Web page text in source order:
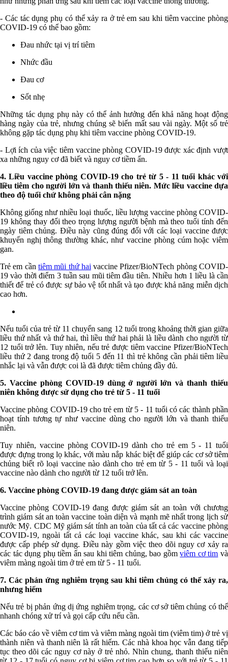
- Các tác dụng phụ có thể xảy ra ở trẻ em sau khi tiêm vaccine phòng
COVID-19 có thể bao gồm:
Đau nhức tại vị trí tiêm
Nhức đầu
Đau cơ
Sốt nhẹ
Những tác dụng phụ này có thể ảnh hưởng đến khả năng hoạt động
hàng ngày của trẻ, nhưng chúng sẽ biến mất sau vài ngày. Một số trẻ
không gặp tác dụng phụ khi tiêm vaccine phòng COVID-19.
- Lợi ích của việc tiêm vaccine phòng COVID-19 được xác định vượt
xa những nguy cơ đã biết và nguy cơ tiềm ẩn.
4. Liều vaccine phòng COVID-19 cho trẻ từ 5 - 11 tuổi khác với
liều tiêm cho người lớn và thanh thiếu niên. Mức liều vaccine dựa
theo độ tuổi chứ không phải cân nặng
Không giống như nhiều loại thuốc, liều lượng vaccine phòng COVID-
19 không thay đổi theo trọng lượng người bệnh mà theo tuổi tính đến
ngày tiêm chủng. Điều này cũng đúng đối với các loại vaccine được
khuyến nghị thông thường khác, như vaccine phòng cúm hoặc viêm
gan.
Trẻ em cần tiêm mũi thứ hai vaccine Pfizer/BioNTech phòng COVID-
19 vào thời điểm 3 tuần sau mũi tiêm đầu tiên. Nhiều hơn 1 liều là cần
thiết để trẻ có được sự bảo vệ tốt nhất và tạo được khả năng miễn dịch
cao hơn.
Nếu tuổi của trẻ từ 11 chuyển sang 12 tuổi trong khoảng thời gian giữa
liều thứ nhất và thứ hai, thì liều thứ hai phải là liều dành cho người từ
12 tuổi trở lên. Tuy nhiên, nếu trẻ được tiêm vaccine Pfizer/BioNTech
liều thứ 2 đang trong độ tuổi 5 đến 11 thì trẻ không cần phải tiêm liều
nhắc lại và vẫn được coi là đã được tiêm chủng đầy đủ.
5. Vaccine phòng COVID-19 dùng ở người lớn và thanh thiếu
niên không được sử dụng cho trẻ từ 5 - 11 tuổi
Vaccine phòng COVID-19 cho trẻ em từ 5 - 11 tuổi có các thành phần
hoạt tính tương tự như vaccine dùng cho người lớn và thanh thiếu
niên.
Tuy nhiên, vaccine phòng COVID-19 dành cho trẻ em 5 - 11 tuổi
được đựng trong lọ khác, với màu nắp khác biệt để giúp các cơ sở tiêm
chủng biết rõ loại vaccine nào dành cho trẻ em từ 5 - 11 tuổi và loại
vaccine nào dành cho người từ 12 tuổi trở lên.
6. Vaccine phòng COVID-19 đang được giám sát an toàn
Vaccine phòng COVID-19 đang được giám sát an toàn với chương
trình giám sát an toàn vaccine toàn diện và mạnh mẽ nhất trong lịch sử
nước Mỹ. CDC Mỹ giám sát tính an toàn của tất cả các vaccine phòng
COVID-19, ngoài tất cả các loại vaccine khác, sau khi các vaccine
được cấp phép sử dụng. Điều này gồm việc theo dõi nguy cơ xảy ra
các tác dụng phụ tiềm ẩn sau khi tiêm chủng, bao gồmviêm cơ tim và
viêm màng ngoài tim ở trẻ em từ 5 - 11 tuổi.
7. Các phản ứng nghiêm trọng sau khi tiêm chủng có thể xảy ra,
nhưng hiếm
Nếu trẻ bị phản ứng dị ứng nghiêm trọng, các cơ sở tiêm chủng có thể
nhanh chóng xử trí và gọi cấp cứu nếu cần.
Các báo cáo về viêm cơ tim và viêm màng ngoài tim (viêm tim) ở trẻ vị
thành niên và thanh niên là rất hiếm. Các nhà khoa học vẫn đang tiếp
tục theo dõi các nguy cơ này ở trẻ nhỏ. Nhìn chung, thanh thiếu niên